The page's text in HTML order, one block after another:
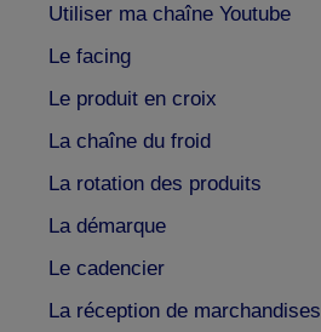
Utiliser ma chaîne Youtube
Le facing
Le produit en croix
La chaîne du froid
La rotation des produits
La démarque
Le cadencier
La réception de marchandises